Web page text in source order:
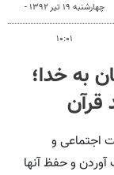
چهارشنبه ۱۹ تیر ۱۳۹۲ -
۱۰:۰۱
به خدا؛
قرآن
اجتماعی و
و حفظ آنها